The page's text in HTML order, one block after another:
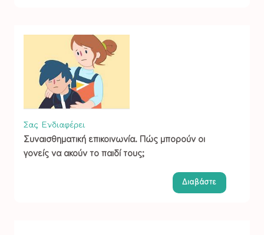
Σας Ενδιαφέρει
Συναισθηματική επικοινωνία. Πώς μπορούν οι
γονείς να ακούν το παιδί τους;
Διαβάστε